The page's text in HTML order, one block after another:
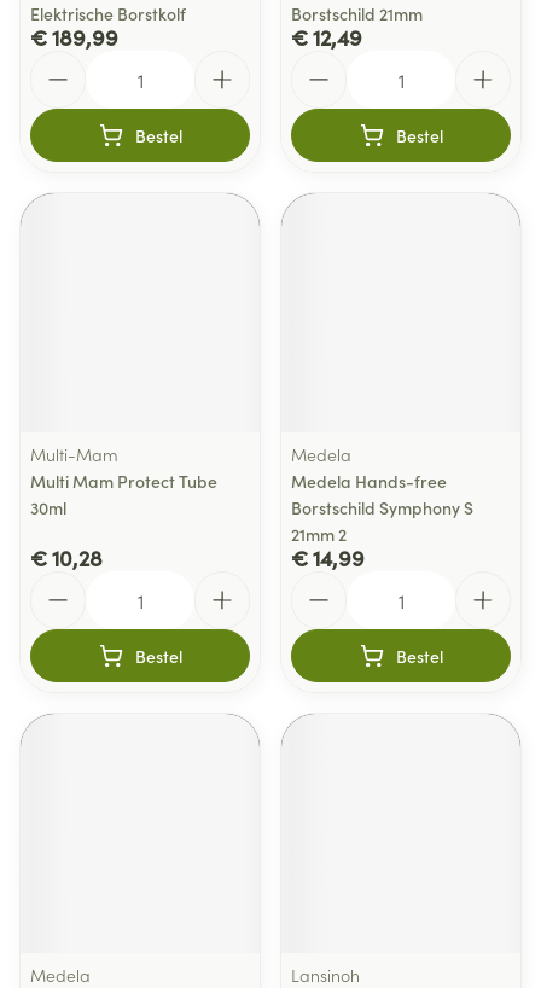
Elektrische Borstkolf
€ 189,99
Bestel
Borstschild 21mm
€ 12,49
Bestel
Multi-Mam
Multi Mam Protect Tube
30ml
€ 10,28
Bestel
Medela
Medela Hands-free
Borstschild Symphony S
21mm 2
€ 14,99
Bestel
Medela
Lansinoh